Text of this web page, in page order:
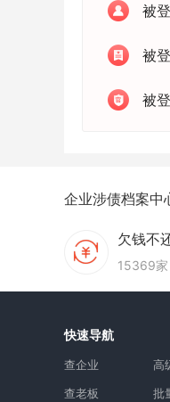
被
被
被
企业涉债档案中
欠钱不
15369家
快速导航
查企业
查老板
高
批